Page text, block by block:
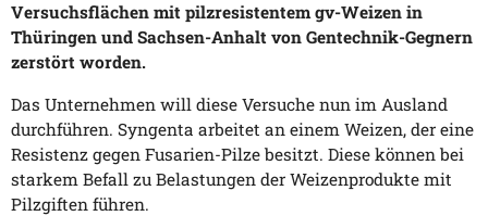
Versuchsflächen mit pilzresistentem gv-Weizen in
Thüringen und Sachsen-Anhalt von Gentechnik-Gegnern
zerstört worden.
Das Unternehmen will diese Versuche nun im Ausland
durchführen. Syngenta arbeitet an einem Weizen, der eine
Resistenz gegen Fusarien-Pilze besitzt. Diese können bei
starkem Befall zu Belastungen der Weizenprodukte mit
Pilzgiften führen.